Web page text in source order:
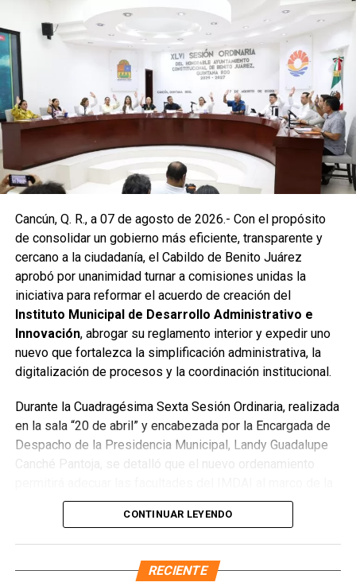
Posteriormente, en la Supermanzana 238, se atendió la
solicitud de vecinos mediante el desazolve de un pozo
pluvial localizado en el cruce de la Calle 53 con Calle 112.
Con apoyo de una máquina perforadora y una unidad
Vactor, se liberó el captador para prevenir
encharcamientos y mejorar el flujo hidráulico, lo que fue
reconocido por la comunidad como una respuesta
oportuna del gobierno municipal.
se reconstruyó la losa de bóveda y se instaló una nueva
rejilla en un pozo dañado por el tránsito de vehículos
pesados. De manera simultánea, se recuperó un espacio
público utilizado como basurero clandestino, del cual se
han retirado aproximadamente 150 toneladas de
escombros, cacharros y desechos vegetales. Se estima
que el saneamiento concluirá en dos días.
Finalmente, las Unidades Verdes de SIRESOL Cancún
convertirse en punto de disposición ilegal de basura. El
Ayuntamiento exhortó a la ciudadanía a reportar estas
prácticas y sumarse al esfuerzo colectivo para mantener
un Cancún limpio y con prosperidad compartida.
Fuente: 5to Poder Agencia de Noticias
Cancún, Q. R., a 07 de agosto de 2026.- Con el propósito
de consolidar un gobierno más eficiente, transparente y
cercano a la ciudadanía, el Cabildo de Benito Juárez
aprobó por unanimidad turnar a comisiones unidas la
iniciativa para reformar el acuerdo de creación del
Instituto Municipal de Desarrollo Administrativo e
Innovación, abrogar su reglamento interior y expedir uno
nuevo que fortalezca la simplificación administrativa, la
digitalización de procesos y la coordinación institucional.
Durante la Cuadragésima Sexta Sesión Ordinaria, realizada
en la sala “20 de abril” y encabezada por la Encargada de
Despacho de la Presidencia Municipal, Landy Guadalupe
Canché Pantoja, se detalló que el nuevo ordenamiento
Ley Nacional para Eliminar Trámites Burocráticos
mediante la instauración de la Autoridad Municipal de
Simplificación y Digitalización. Con ello, se busca agilizar
trámites, reducir cargas administrativas y mejorar la
CONTINUAR LEYENDO
RECIENTE